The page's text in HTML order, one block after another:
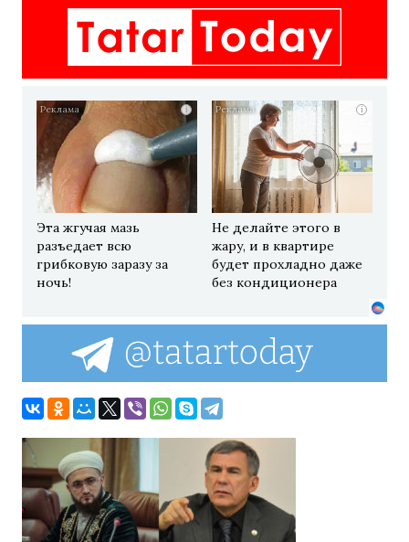
i
Эта жгучая мазь
разъедает всю
грибковую заразу за
ночь!
i
Не делайте этого в
жару, и в квартире
будет прохладно даже
без кондиционера